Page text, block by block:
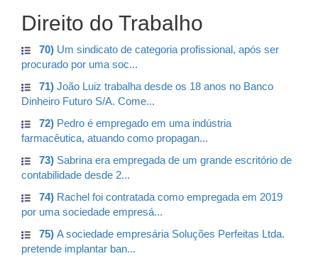
Direito do Trabalho
70) Um sindicato de categoria profissional, após ser
procurado por uma soc...
71) João Luiz trabalha desde os 18 anos no Banco
Dinheiro Futuro S/A. Come...
72) Pedro é empregado em uma indústria
farmacêutica, atuando como propagan...
73) Sabrina era empregada de um grande escritório de
contabilidade desde 2...
74) Rachel foi contratada como empregada em 2019
por uma sociedade empresá...
75) A sociedade empresária Soluções Perfeitas Ltda.
pretende implantar ban...